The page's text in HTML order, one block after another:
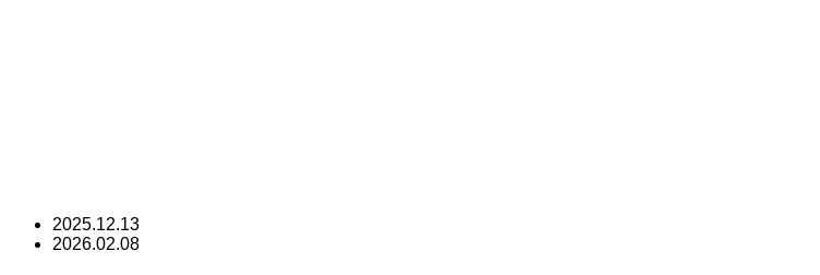
2025.12.13
2026.02.08